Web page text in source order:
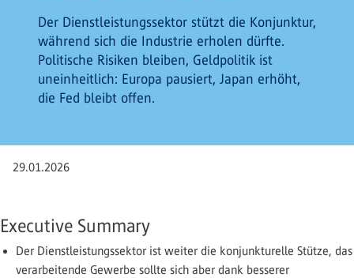
Der Dienstleistungssektor stützt die Konjunktur,
während sich die Industrie erholen dürfte.
Politische Risiken bleiben, Geldpolitik ist
uneinheitlich: Europa pausiert, Japan erhöht,
die Fed bleibt offen.
29.01.2026
Executive Summary
Der Dienstleistungssektor ist weiter die konjunkturelle Stütze, das
verarbeitende Gewerbe sollte sich aber dank besserer